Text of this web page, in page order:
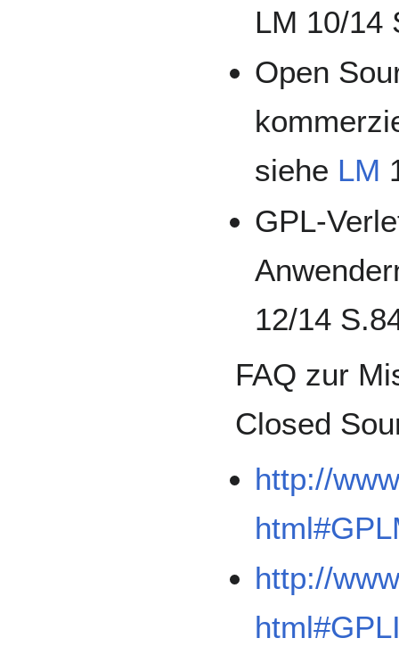
LM 10/14
Open
siehe LM
GPL-
12/14
FAQ zur
Closed
http://
http://